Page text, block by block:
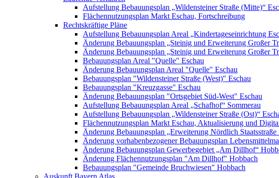
Aufstellung Bebauungsplan „Wildensteiner Straße (Mitte)“
Flächennutzungsplan Markt Eschau, Fortschreibung
Rechtskräftige Pläne
Aufstellung Bebauungsplan Areal „Kindertageseinrichtung
Änderung Bebauungsplan „Steinig und Erweiterung Großer
Änderung Bebauungsplan „Steinig und Erweiterung Großer
Bebauungsplan Areal "Quelle" Eschau
Änderung Bebauungsplan Areal "Quelle" Eschau
Bebauungsplan "Wildensteiner Straße (West)" Eschau
Bebauungsplan "Kreuzgasse" Eschau
Änderung Bebauungsplan "Ortsgebiet Süd-West" Eschau
Aufstellung Bebauungsplan Areal „Schafhof“ Sommerau
Aufstellung Bebauungsplan „Wildensteiner Straße (Ost)“
Flächennutzungsplan Markt Eschau, Aktualisierung und
Änderung Bebauungsplan „Erweiterung Nördlich Staatsstraße
Änderung vorhabenbezogener Bebauungsplan
Änderung Bebauungsplan Gewerbegebiet „Am Dillhof“
Änderung Flächennutzungsplan "Am Dillhof" Hobbach
Bebauungsplan "Gemeinde Bruchwiesen" Hobbach
Auskunft Bayern Atlas